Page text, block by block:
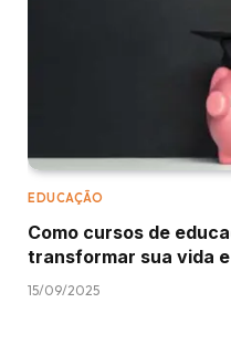
EDUCAÇÃO
Como cursos de
transformar sua vida
15/09/2025